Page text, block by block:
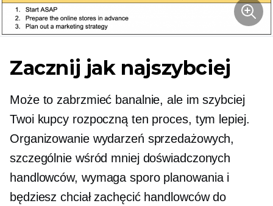
Zacznij jak najszybciej
Może to zabrzmieć banalnie, ale im szybciej
Twoi kupcy rozpoczną ten proces, tym lepiej.
Organizowanie wydarzeń sprzedażowych,
szczególnie wśród mniej doświadczonych
handlowców, wymaga sporo planowania i
będziesz chciał zachęcić handlowców do